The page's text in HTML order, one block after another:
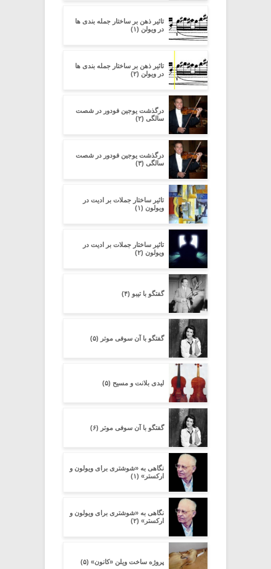
تاثیر ذهن بر ساختار جمله بندی ها
در ویولن (۱)
تاثیر ذهن بر ساختار جمله بندی ها
در ویولن (۲)
درگذشت یوجین فودور در شصت
سالگی (۲)
درگذشت یوجین فودور در شصت
سالگی (۳)
تاثیر ساختار جملات بر ادیت در
ویولون (۱)
تاثیر ساختار جملات بر ادیت در
ویولون (۲)
گفتگو با تیبو (۴)
گفتگو با آن سوفی موتر (۵)
لیدی بلانت و مسیح (۵)
گفتگو با آن سوفی موتر (۶)
نگاهی به «شوشتری برای ویولون و
ارکستر» (۱)
نگاهی به «شوشتری برای ویولون و
ارکستر» (۲)
پروژه ساخت ویلن «کانون» (۵)